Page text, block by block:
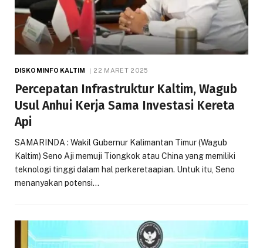
DISKOMINFO KALTIM 22 MARET 2025
Percepatan Infrastruktur Kaltim, Wagub
Usul Anhui Kerja Sama Investasi Kereta
Api
SAMARINDA : Wakil Gubernur Kalimantan Timur (Wagub
Kaltim) Seno Aji memuji Tiongkok atau China yang memiliki
teknologi tinggi dalam hal perkeretaapian. Untuk itu, Seno
menanyakan potensi…